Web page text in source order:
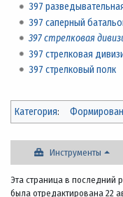
397
397 саперный
397 стрелковая
397 стрелковая
397 стрелковый полк
Категория:
Инструменты
Эта страница в последний
была отредактирована 22